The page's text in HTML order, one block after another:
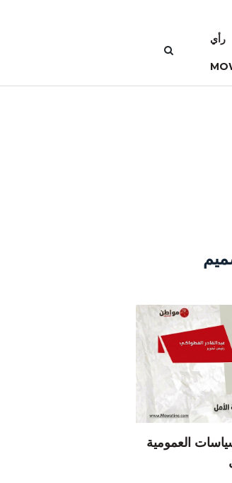
رأي
العمومية